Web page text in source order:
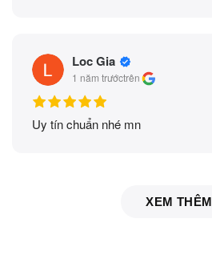
Loc Gia
1 năm trướctrên
Uy tín chuẩn nhé mn
XEM THÊM